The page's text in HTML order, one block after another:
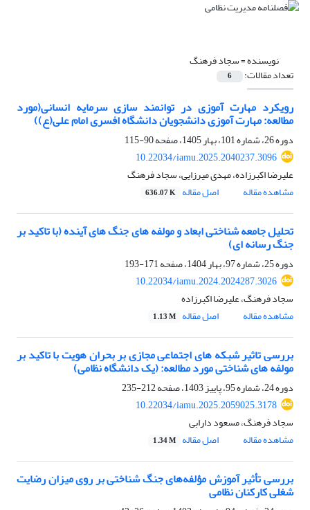
نویسنده =سجاد فرهنگ
تعداد مقالات: 6
رویکرد مهارت آموزی در توانمند سازی سرمایه انسانی(مورد
مطالعه: مهارت آموزی دانشجویان دانشگاه افسری امام علی(ع))
دوره 26، شماره 101، بهار 1405، صفحه
90-115
10.22034/iamu.2025.2040237.3096
علیرضا اکبرزاده، مهدی میرزایی، سجاد فرهنگ
مشاهده مقاله
اصل مقاله 636.07 K
تحلیل جامعه شناختی ابعاد و مولفه های جنگ های آینده (با تاکید بر
جنگ رسانه ای)
دوره 25، شماره 97، بهار 1404، صفحه
171-193
10.22034/iamu.2024.2024287.3026
سجاد فرهنگ، علیرضا اکبرزاده
مشاهده مقاله
اصل مقاله 1.13 M
بررسی تاثیر شبکه های اجتماعی مجازی بر بحران هویت با تاکید بر
مولفه های شناختی مورد مطالعه: (یک دانشگاه نظامی)
دوره 24، شماره 95، پاییز 1403، صفحه
212-235
10.22034/iamu.2025.2059025.3178
سجاد فرهنگ، مسعود دارابی
مشاهده مقاله
اصل مقاله 1.34 M
بررسی تأثیر آموزش مؤلفه‌های جنگ‌ شناختی بر روی میزان رضایت
شغلی کارکنان نظامی